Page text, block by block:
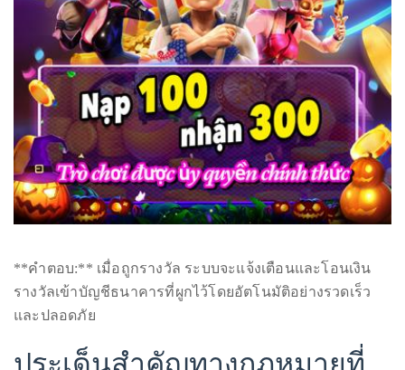
รางวัลเข้าบัญชีธนาคารที่ผูกไว้โดยอัตโนมัติอย่างรวดเร็ว